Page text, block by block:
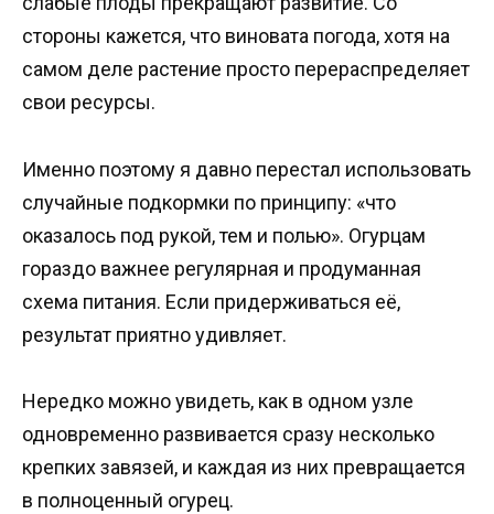
стороны кажется, что виновата погода, хотя на
самом деле растение просто перераспределяет
свои ресурсы.
Именно поэтому я давно перестал использовать
случайные подкормки по принципу: «что
оказалось под рукой, тем и полью». Огурцам
гораздо важнее регулярная и продуманная
схема питания. Если придерживаться её,
результат приятно удивляет.
Нередко можно увидеть, как в одном узле
одновременно развивается сразу несколько
крепких завязей, и каждая из них превращается
в полноценный огурец.